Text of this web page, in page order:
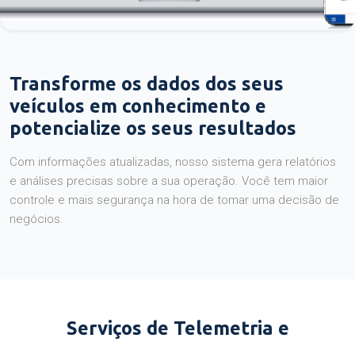
Transforme os dados dos seus
veículos em conhecimento e
potencialize os seus resultados
Com informações atualizadas, nosso sistema gera relatórios
e análises precisas sobre a sua operação. Você tem maior
controle e mais segurança na hora de tomar uma decisão de
negócios.
Serviços de Telemetria e